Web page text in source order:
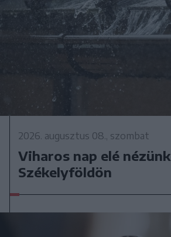
2026. augusztus 08., szombat
Viharos nap elé nézünk
Székelyföldön